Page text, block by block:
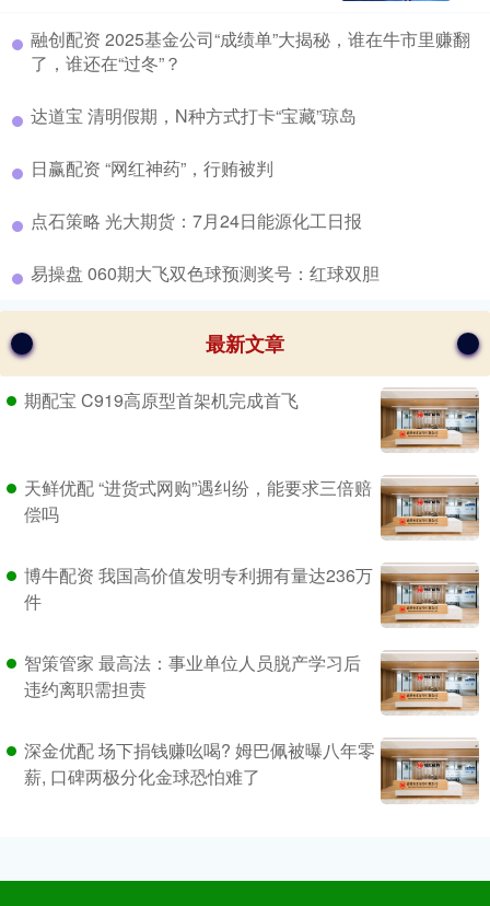
​融创配资 2025基金公司“成绩单”大揭秘，谁在牛市里赚翻
了，谁还在“过冬”？
​达道宝 清明假期，N种方式打卡“宝藏”琼岛
​日赢配资 “网红神药”，行贿被判
​点石策略 光大期货：7月24日能源化工日报
​易操盘 060期大飞双色球预测奖号：红球双胆
最新文章
期配宝 C919高原型首架机完成首飞
天鲜优配 “进货式网购”遇纠纷，能要求三倍赔
偿吗
博牛配资 我国高价值发明专利拥有量达236万
件
智策管家 最高法：事业单位人员脱产学习后
违约离职需担责
深金优配 场下捐钱赚吆喝? 姆巴佩被曝八年零
薪, 口碑两极分化金球恐怕难了